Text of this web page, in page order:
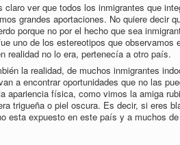
ver que todos los inmigrantes que
grandes aportaciones. No quiere decir
porque no por el hecho que sea
uno de los estereotipos que
realidad no lo era, pertenecía a otro país.
la realidad, de muchos inmigrantes
a encontrar oportunidades que no las
apariencia física, como vimos la amiga
trigueña o piel oscura. Es decir, si eres
esta expuesto en este país y a muchos